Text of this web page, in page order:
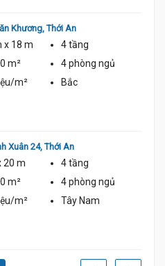
Khương,Thới An
x 18 m
4 tầng
m² 4 phòng ngủ
m²
Bắc
Xuân 24,Thới An
20 m
4 tầng
m² 4 phòng ngủ
m²
Tây Nam